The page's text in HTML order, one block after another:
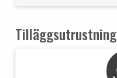
Tilläggsutrustning